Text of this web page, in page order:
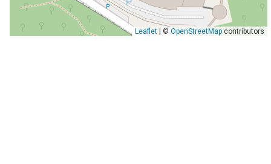
Leaflet| © OpenStreetMapcontributors